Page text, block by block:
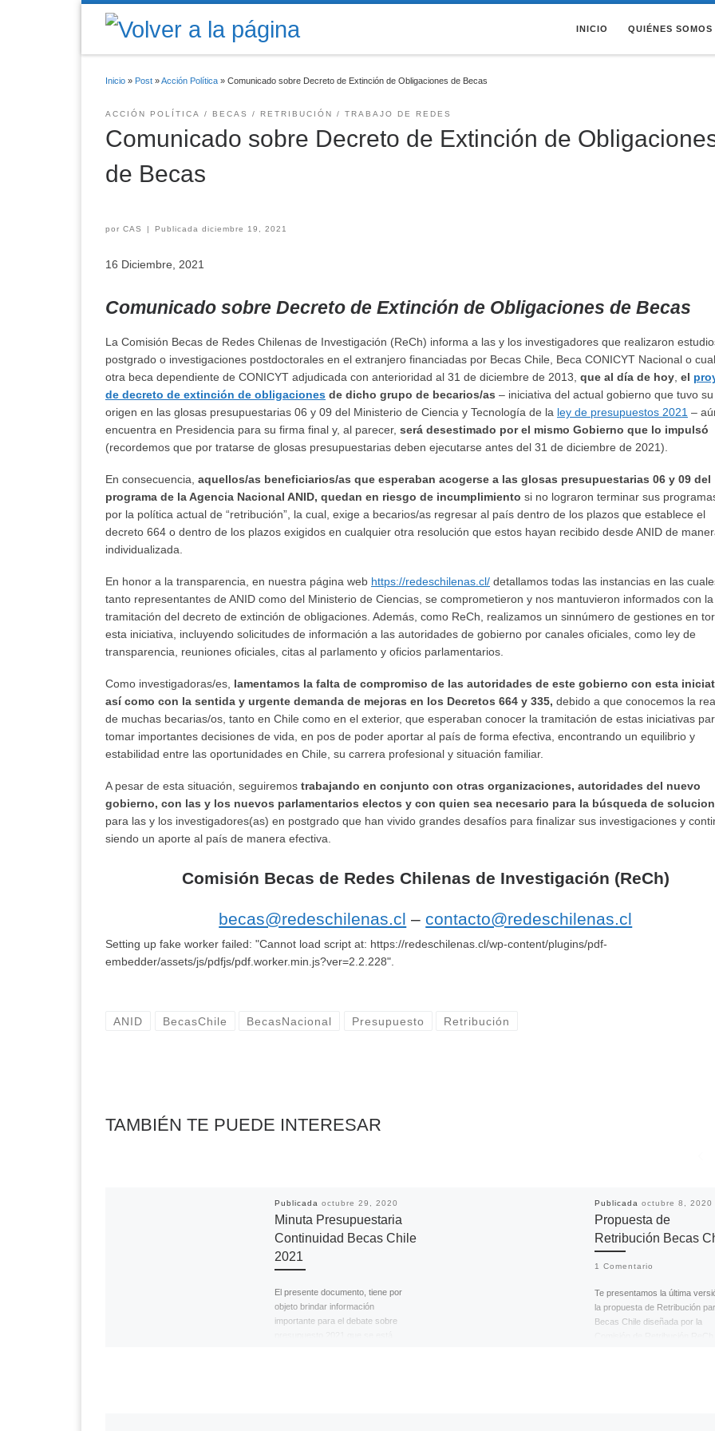
INICIO QUIÉNES SOMOS
Inicio » Post »Acción Política » Comunicado sobre Decreto de Extinción de Obligaciones de Becas
ACCIÓN POLÍTICA BECAS RETRIBUCIÓN TRABAJO DE REDES
Comunicado sobre Decreto de Extinción de
de Becas
por CAS | Publicadadiciembre 19, 2021
16 Diciembre, 2021
Comunicado sobre Decreto de Extinción de Obligaciones de Becas
La Comisión Becas de Redes Chilenas de Investigación (ReCh) informa a las y los investigadores que realizaron
postgrado o investigaciones postdoctorales en el extranjero financiadas por Becas Chile, Beca CONICYT Nacional o
otra beca dependiente de CONICYT adjudicada con anterioridad al 31 de diciembre de 2013, que al día de hoy el
de decreto de extinción de obligaciones de dicho grupo de becarios/as – iniciativa del actual gobierno que tuvo su
origen en las glosas presupuestarias 06 y 09 del Ministerio de Ciencia y Tecnología de la ley de presupuestos 2021 –
encuentra en Presidencia para su firma final y, al parecer, será desestimado por el mismo Gobierno que lo impulsó
(recordemos que por tratarse de glosas presupuestarias deben ejecutarse antes del 31 de diciembre de 2021).
En consecuencia, aquellos/as beneficiarios/as que esperaban acogerse a las glosas presupuestarias 06 y 09 del
programa de la Agencia Nacional ANID, quedan en riesgo de incumplimiento si no lograron terminar sus
por la política actual de “retribución”, la cual, exige a becarios/as regresar al país dentro de los plazos que establece el
decreto 664 o dentro de los plazos exigidos en cualquier otra resolución que estos hayan recibido desde ANID de
individualizada.
En honor a la transparencia, en nuestra página web https://redeschilenas.cl/ detallamos todas las instancias en las
tanto representantes de ANID como del Ministerio de Ciencias, se comprometieron y nos mantuvieron informados con la
tramitación del decreto de extinción de obligaciones. Además, como ReCh, realizamos un sinnúmero de gestiones en
esta iniciativa, incluyendo solicitudes de información a las autoridades de gobierno por canales oficiales, como ley de
transparencia, reuniones oficiales, citas al parlamento y oficios parlamentarios.
Como investigadoras/es, lamentamos la falta de compromiso de las autoridades de este gobierno con esta
así como con la sentida y urgente demanda de mejoras en los Decretos 664 y 335, debido a que conocemos la
de muchas becarias/os, tanto en Chile como en el exterior, que esperaban conocer la tramitación de estas iniciativas
tomar importantes decisiones de vida, en pos de poder aportar al país de forma efectiva, encontrando un equilibrio y
estabilidad entre las oportunidades en Chile, su carrera profesional y situación familiar.
A pesar de esta situación, seguiremos trabajando en conjunto con otras organizaciones, autoridades del nuevo
gobierno, con las y los nuevos parlamentarios electos y con quien sea necesario para la búsqueda de
para las y los investigadores(as) en postgrado que han vivido grandes desafíos para finalizar sus investigaciones y
siendo un aporte al país de manera efectiva.
Comisión Becas de Redes Chilenas de Investigación (ReCh)
becas@redeschilenas.cl – contacto@redeschilenas.cl
Setting up fake worker failed: "Cannot load script at: https://redeschilenas.cl/wp-content/plugins/pdf-
embedder/assets/js/pdfjs/pdf.worker.min.js?ver=2.2.228".
ANID BecasChile BecasNacional Presupuesto Retribución
TAMBIÉN TE PUEDE INTERESAR
Publicada octubre 29, 2020
Minuta Presupuestaria
Continuidad Becas Chile
2021
El presente documento, tiene por
objeto brindar información
importante para el debate sobre
Publicadaoctubre 8, 2020
Propuesta de
Retribución Becas
1 Comentario
Te presentamos la última
la propuesta de Retribución
Becas Chile diseñada por la